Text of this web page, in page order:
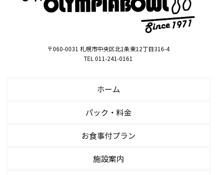
〒060-0031 札幌市中央区北1条東12丁目316-4
TEL 011-241-0161
ホーム
パック・料金
お食事付プラン
施設案内